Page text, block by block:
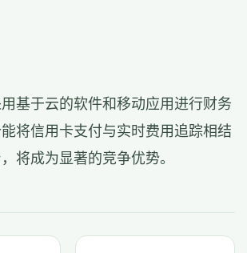
基于云的软件和移动应用进行财务
将信用卡支付与实时费用追踪相结
将成为显著的竞争优势。